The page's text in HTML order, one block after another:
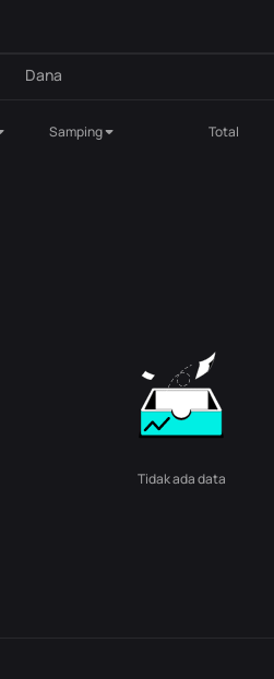
Dana
Samping Total
Tidak ada data